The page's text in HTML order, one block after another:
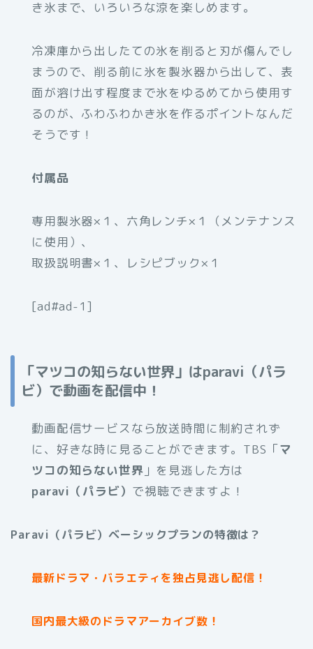
き氷まで、いろいろな涼を楽しめます。
冷凍庫から出したての氷を削ると刃が傷んでし
まうので、削る前に氷を製氷器から出して、表
面が溶け出す程度まで氷をゆるめてから使用す
るのが、ふわふわかき氷を作るポイントなんだ
そうです！
付属品
専用製氷器×１、六角レンチ×１（メンテナンス
に使用）、
取扱説明書×１、レシピブック×１
[ad#ad-1]
「マツコの知らない世界」はparavi（パラ
ビ）で動画を配信中！
動画配信サービスなら放送時間に制約されず
に、好きな時に見ることができます。TBS「マ
ツコの知らない世界 」を見逃した方は
paravi（パラビ） で視聴できますよ！
Paravi（パラビ）ベーシックプランの特徴は？
最新ドラマ・バラエティを独占見逃し配信！
国内最大級のドラマアーカイブ数！